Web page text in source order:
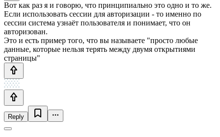
Вот как раз я и говорю, что принципиально это одно и то же.
Если использовать сессии для авторизации - то именно по
сессии система узнаёт пользователя и понимает, что он
авторизован.
Это и есть пример того, что вы называете "просто любые
данные, которые нельзя терять между двумя открытиями
страницы"
Reply